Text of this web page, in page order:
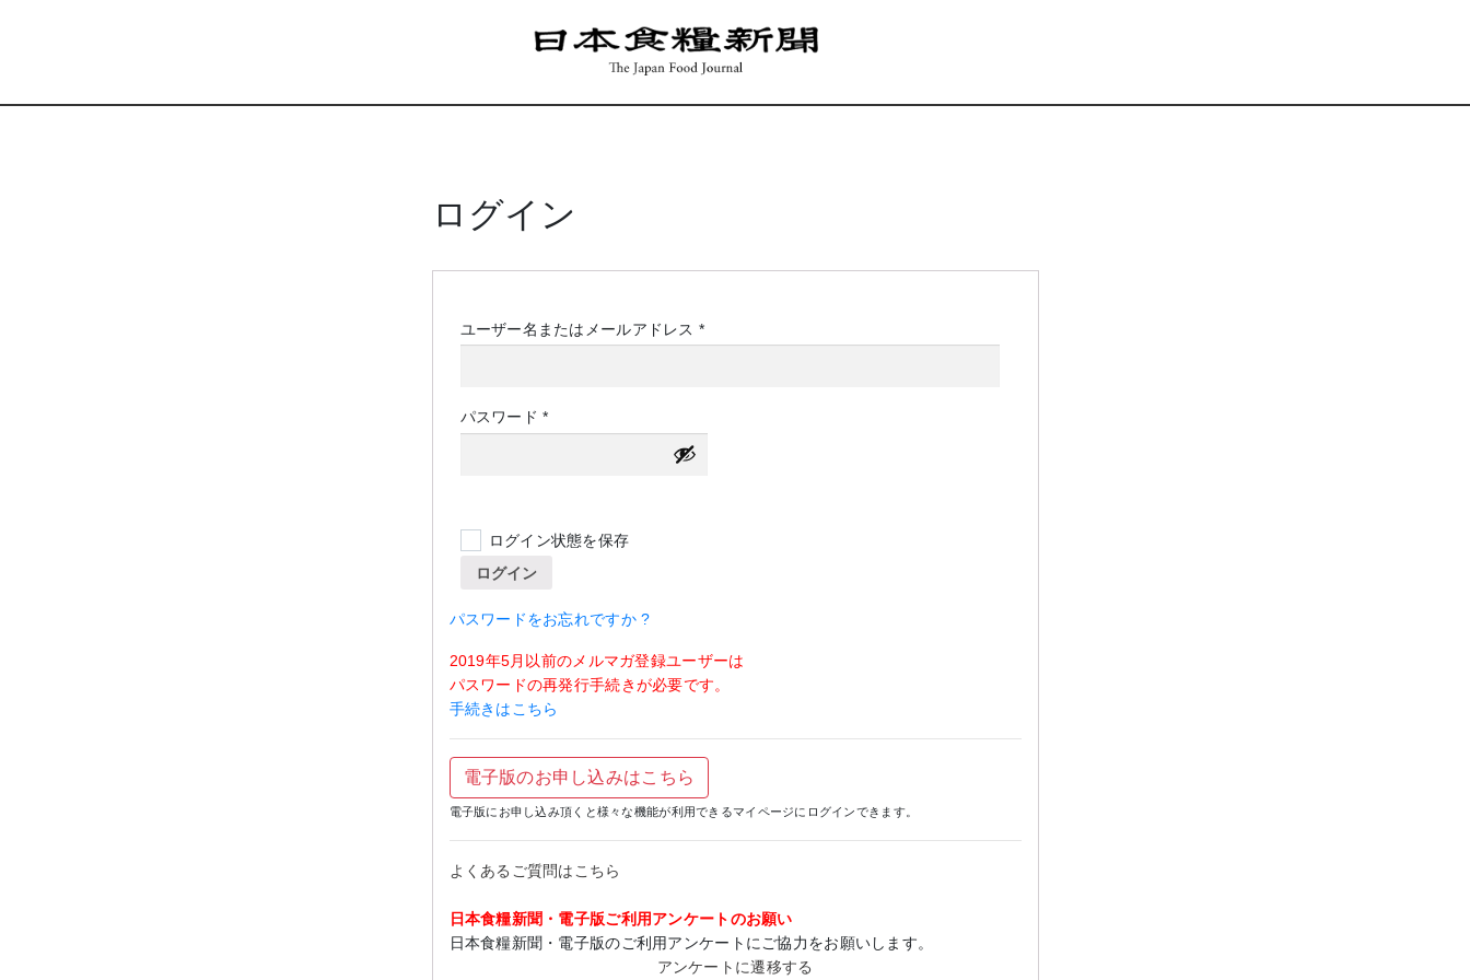
ログイン
ユーザー名またはメールアドレス *必
パスワード*必
須
ログイン状態を保存
ログイン
パスワードをお忘れですか ?
2019年5月以前のメルマガ登録ユーザーは
パスワードの再発行手続きが必要です。
手続きはこちら
電子版のお申し込みはこちら
電子版にお申し込み頂くと様々な機能が利用できるマイページにログインできます。
よくあるご質問はこちら
日本食糧新聞・電子版ご利用アンケートのお願い
日本食糧新聞・電子版のご利用アンケートにご協力をお願いします。
アンケートに遷移する